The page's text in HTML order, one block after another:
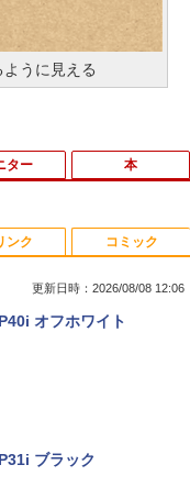
うに見える
！】新生活 新古品 W
ートパソコンoffice
ートPC 初期設定済 1
最大 フルHD
インチ2台液晶PCセ
7700、RAM:16G
(256GBor512GBor1T
WI-FI/Bluetooth/Wi
プパソコン(再生中古
ター
19インチ スクエア
型 液晶ディスプレイ
SXGA 1280×1024 DVI
PCモニター 中古ディ
本
さくてかわいいやつ
[ ナガノ ]
更新日時：2026/08/08 12:06
オフホワイト
ブラック
ンク コミック